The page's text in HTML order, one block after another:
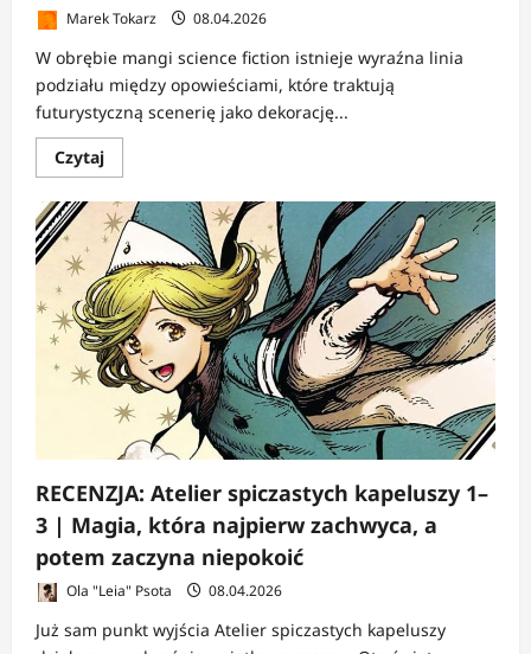
Marek Tokarz 08.04.2026
W obrębie mangi science fiction istnieje wyraźna linia
podziału między opowieściami, które traktują
futurystyczną scenerię jako dekorację...
CzytajDowiedz
się
o
RECENZJA:
Eden
–
It’s
an
Endless
World!
1–
2
|
Świat
po
końcu
świata
RECENZJA: Atelier spiczastych kapeluszy 1–
3 | Magia, która najpierw zachwyca, a
potem zaczyna niepokoić
Ola "Leia" Psota 08.04.2026
Już sam punkt wyjścia Atelier spiczastych kapeluszy